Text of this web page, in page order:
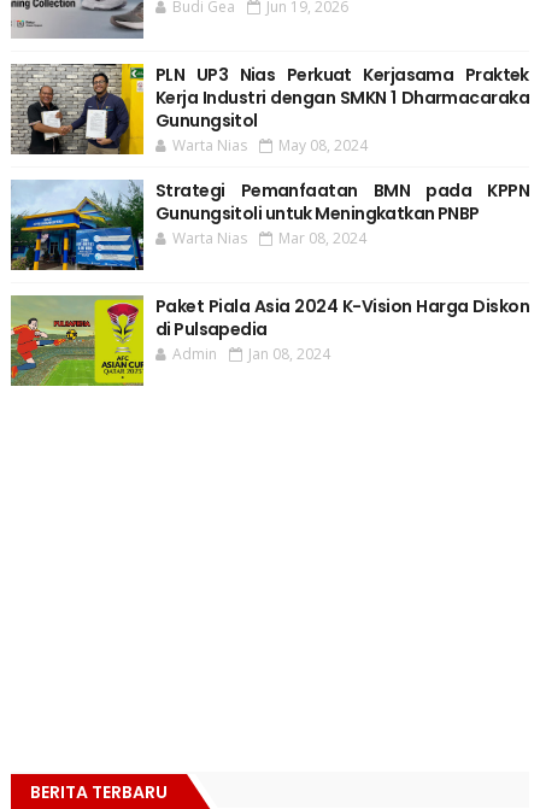
Budi Gea Jun 19, 2026
PLN UP3 Nias Perkuat Kerjasama Praktek
Kerja Industri dengan SMKN 1 Dharmacaraka
Gunungsitol
Warta Nias May 08, 2024
Strategi Pemanfaatan BMN pada KPPN
Gunungsitoli untuk Meningkatkan PNBP
Warta Nias Mar 08, 2024
Paket Piala Asia 2024 K-Vision Harga Diskon
di Pulsapedia
Admin Jan 08, 2024
BERITA TERBARU